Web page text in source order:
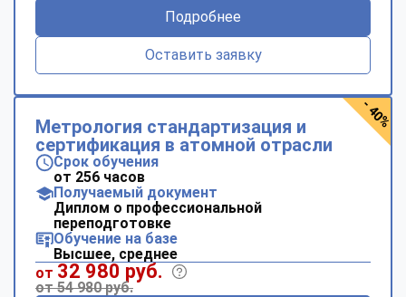
Подробнее
Оставить заявку
Метрология стандартизация и
сертификация в атомной отрасли
Срок обучения
от 256 часов
Получаемый документ
Диплом о профессиональной
переподготовке
Обучение на базе
Высшее, среднее
от 32 980 руб.
от 54 980 руб.
- 40%